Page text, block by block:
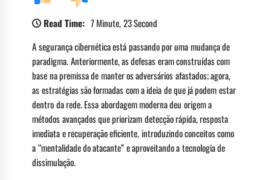
Read Time: 7 Minute, 23 Second
A segurança cibernética está passando por uma mudança de
paradigma. Anteriormente, as defesas eram construídas com
base na premissa de manter os adversários afastados; agora,
as estratégias são formadas com a ideia de que já podem estar
dentro da rede. Essa abordagem moderna deu origem a
métodos avançados que priorizam detecção rápida, resposta
imediata e recuperação eficiente, introduzindo conceitos como
a “mentalidade do atacante” e aproveitando a tecnologia de
dissimulação.